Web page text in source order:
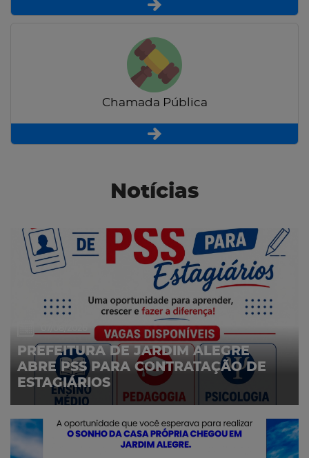
Chamada Pública
Notícias
PREFEITURA DE JARDIM ALEGRE
ABRE PSS PARA CONTRATAÇÃO DE
ESTAGIÁRIOS